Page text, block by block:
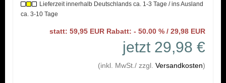
Lieferzeit innerhalb Deutschlands ca. 1-3 Tage / ins Ausland
ca. 3-10 Tage
statt: 59,95 EUR Rabatt: - 50.00 % / 29,98 EUR
jetzt 29,98 €
(inkl. MwSt./ zzgl. Versandkosten)